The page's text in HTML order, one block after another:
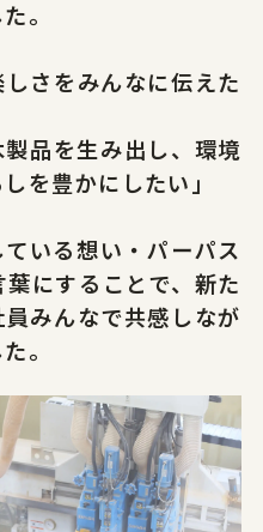
。
しさをみんなに伝えた
製品を生み出し、環境
を豊かにしたい」
いる想い・パーパス
葉にすることで、新た
みんなで共感しなが
。